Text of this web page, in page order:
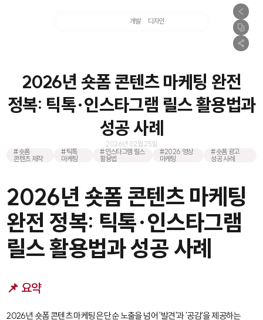
개발 디자인
2026년 숏폼 콘텐츠 마케팅 완전
정복: 틱톡·인스타그램 릴스 활용법과
성공 사례
2026년 02월 25일
#숏폼
콘텐츠 제작
#틱톡
마케팅
#인스타그램 릴스
활용법
#2026 영상
마케팅
#숏폼 광고
성공 사례
2026년 숏폼 콘텐츠 마케팅
완전 정복: 틱톡·인스타그램
릴스 활용법과 성공 사례
📌 요약
2026년 숏폼 콘텐츠 마케팅은 단순 노출을 넘어 '발견'과 '공감'을 제공하는